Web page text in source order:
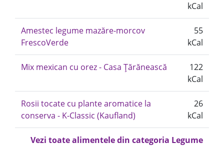
kCal
Amestec legume mazăre-morcov
FrescoVerde
55
kCal
Mix mexican cu orez - Casa Țărănească
122
kCal
Rosii tocate cu plante aromatice la
conserva - K-Classic (Kaufland)
26
kCal
Vezi toate alimentele din categoria Legume